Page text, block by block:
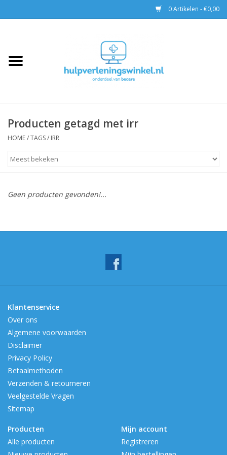
0 Artikelen - €0,00
EHBO
Pax tassen
Trainingen
Producten getagd met irr
HOME/TAGS/ IRR
Geen producten gevonden!...
Klantenservice
Over ons
Algemene voorwaarden
Disclaimer
Privacy Policy
Betaalmethoden
Verzenden & retourneren
Veelgestelde Vragen
Sitemap
Producten
Alle producten
Mijn account
Registreren